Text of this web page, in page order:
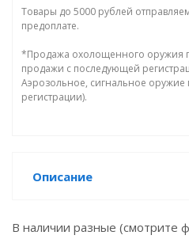
Товары до 5000 рублей
предоплате.
*Продажа охолощенного оружия
продажи с последующей
Аэрозольное, сигнальное оружие
регистрации).
Описание
В наличии разные (смотрите